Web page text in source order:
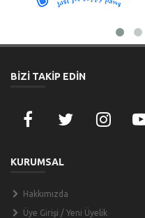
BİZİ TAKİP EDİN
KURUMSAL
Hakkımızda
Üye Girişi / Yeni Üyelik